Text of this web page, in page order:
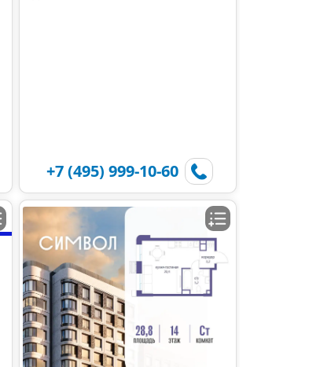
+7 (495) 999-10-60